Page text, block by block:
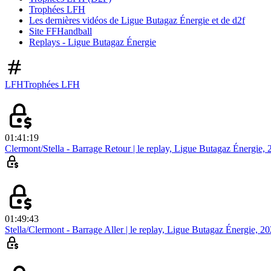
Trophées LFH
Les dernières vidéos de Ligue Butagaz Énergie et de d2f
Site FFHandball
Replays - Ligue Butagaz Énergie
LFHTrophées LFH
01:41:19
Clermont/Stella - Barrage Retour | le replay, Ligue Butagaz Énergie,
01:49:43
Stella/Clermont - Barrage Aller | le replay, Ligue Butagaz Énergie,